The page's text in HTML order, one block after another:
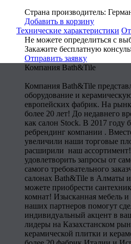
Страна производитель:
Добавить в корзину
Технические характеристики
Не можете определиться с
Закажите бесплатную
Отправить заявку
Компания Bath&Tile
Компания Bath&Tile
оборудование и
европейских фабрик. На
более 20 лет! До недавнего
как салон Stock. В 2017 году
ребрендинг компании .
увеличили наши торговые
расширили наш
удовлетворить запросы от
самого требовательного
салонах Bath&Tile в Алматы
можете приобрести
комнат! Изысканная мебель и
наших партнеров помогут
индивидуальный акцент в
лидеры на Казахстанском
керамической плитки и